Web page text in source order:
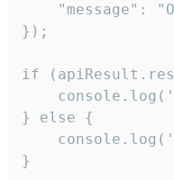
"message":
});
if
} else {
}